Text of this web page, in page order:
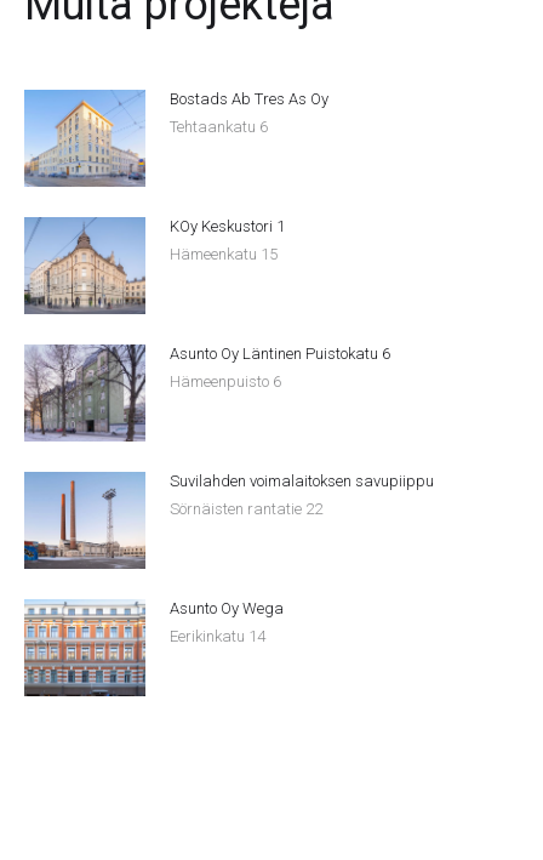
Bostads Ab Tres As Oy
Tehtaankatu 6
KOy Keskustori 1
Hämeenkatu 15
Asunto Oy Läntinen Puistokatu 6
Hämeenpuisto 6
Suvilahden voimalaitoksen savupiippu
Sörnäisten rantatie 22
Asunto Oy Wega
Eerikinkatu 14